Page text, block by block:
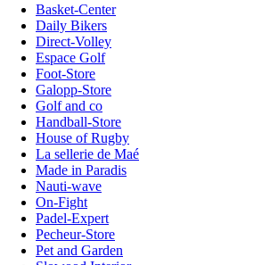
Basket-Center
Daily Bikers
Direct-Volley
Espace Golf
Foot-Store
Galopp-Store
Golf and co
Handball-Store
House of Rugby
La sellerie de Maé
Made in Paradis
Nauti-wave
On-Fight
Padel-Expert
Pecheur-Store
Pet and Garden